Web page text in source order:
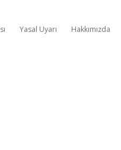
Yasal Uyarı Hakkımızda